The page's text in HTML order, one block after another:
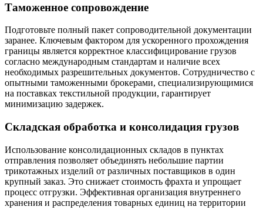
Таможенное сопровождение
Подготовьте полный пакет сопроводительной документации
заранее. Ключевым фактором для ускоренного прохождения
границы является корректное классифицирование грузов
согласно международным стандартам и наличие всех
необходимых разрешительных документов. Сотрудничество с
опытными таможенными брокерами, специализирующимися
на поставках текстильной продукции, гарантирует
минимизацию задержек.
Складская обработка и консолидация грузов
Использование консолидационных складов в пунктах
отправления позволяет объединять небольшие партии
трикотажных изделий от различных поставщиков в один
крупный заказ. Это снижает стоимость фрахта и упрощает
процесс отгрузки. Эффективная организация внутреннего
хранения и распределения товарных единиц на территории